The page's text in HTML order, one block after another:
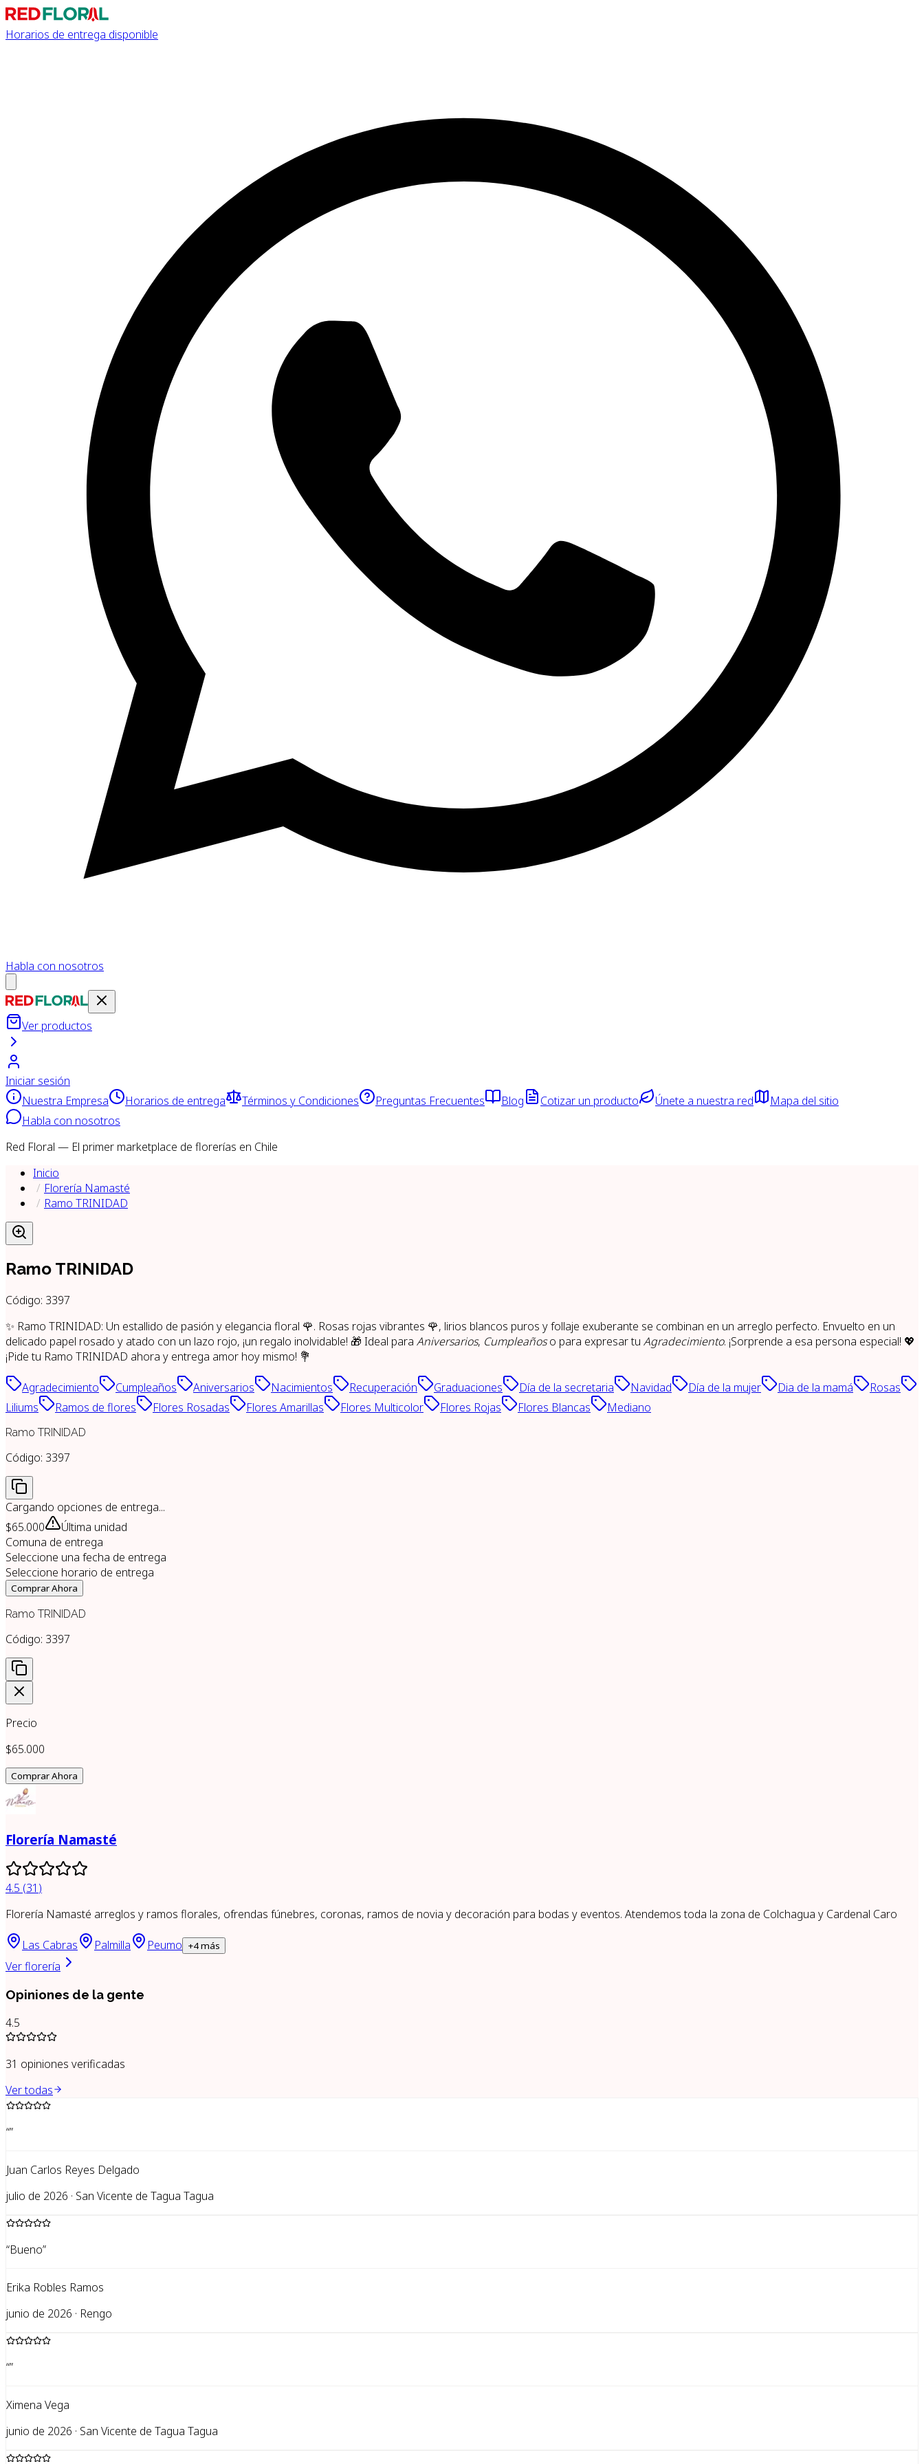
Horarios de entrega disponible
Habla con nosotros
Ver productos
Iniciar sesión
Nuestra Empresa
Horarios de entrega Términos y Condiciones Preguntas Frecuentes Blog Cotizar un producto Únete a nuestra red
Mapa del sitio
Habla con nosotros
Red Floral — El primer marketplace de florerías en Chile
Inicio
Florería Namasté
Ramo TRINIDAD
Ramo TRINIDAD
Código: 3397
✨ Ramo TRINIDAD: Un estallido de pasión y elegancia floral 🌹. Rosas rojas vibrantes 🌹, lirios blancos puros y follaje exuberante se combinan en un arreglo perfecto. Envuelto en un
delicado papel rosado y atado con un lazo rojo, ¡un regalo inolvidable! 🎁 Ideal para Aniversarios, Cumpleañoso para expresar tu Agradecimiento. ¡Sorprende a esa persona especial! 💖
¡Pide tu Ramo TRINIDAD ahora y entrega amor hoy mismo! 💐
Agradecimiento Cumpleaños Aniversarios Nacimientos Recuperación Graduaciones Día de la secretaria Navidad Día de la mujer Dia de la mamá
Rosas
Liliums
Ramos de flores Flores Rosadas Flores Amarillas Flores Multicolor Flores Rojas Flores Blancas Mediano
Ramo TRINIDAD
Código: 3397
Cargando opciones de entrega...
$65.000
Última unidad
Comuna de entrega
Seleccione una fecha de entrega
Seleccione horario de entrega
Comprar Ahora
Ramo TRINIDAD
Código: 3397
Precio
$65.000
Comprar Ahora
Florería Namasté
4.5 (31 )
Florería Namasté arreglos y ramos florales, ofrendas fúnebres, coronas, ramos de novia y decoración para bodas y eventos. Atendemos toda la zona de Colchagua y Cardenal Caro
Las Cabras Palmilla Peumo +4más
Ver florería
Opiniones de la gente
4.5
31 opiniones verificadas
Ver todas
“”
Juan Carlos Reyes Delgado
julio de 2026 · San Vicente de Tagua Tagua
“Bueno”
Erika Robles Ramos
junio de 2026 · Rengo
“”
Ximena Vega
junio de 2026 · San Vicente de Tagua Tagua